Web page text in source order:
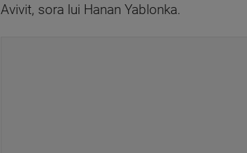
Avivit, sora lui Hanan Yablonka.